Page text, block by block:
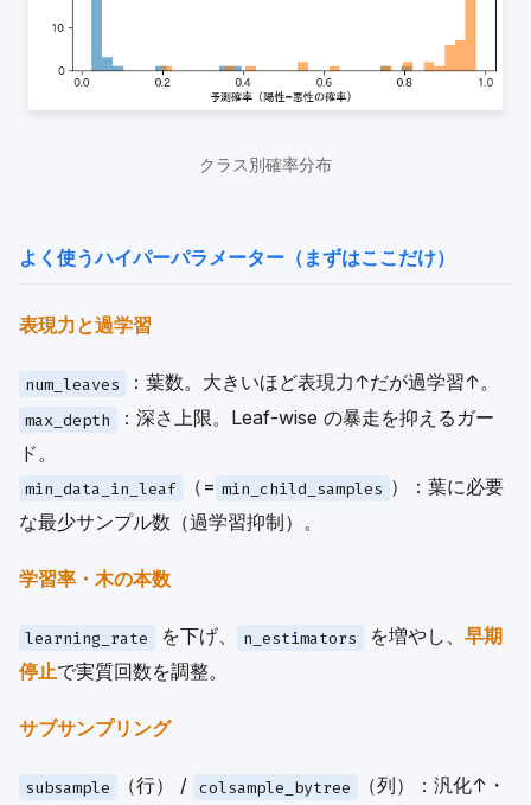
クラス別確率分布
よく使うハイパーパラメーター（まずはここだけ）
表現力と過学習
num_leaves ：葉数。大きいほど表現力↑だが過学習↑。
max_depth
：深さ上限。Leaf-wise の暴走を抑えるガー
ド。
min_data_in_leaf （= min_child_samples ）：葉に必要
な最少サンプル数（過学習抑制）。
学習率・木の本数
learning_rate を下げ、 n_estimators を増やし、 早期
停止で実質回数を調整。
サブサンプリング
subsample （行） / colsample_bytree
（列）：汎化↑・